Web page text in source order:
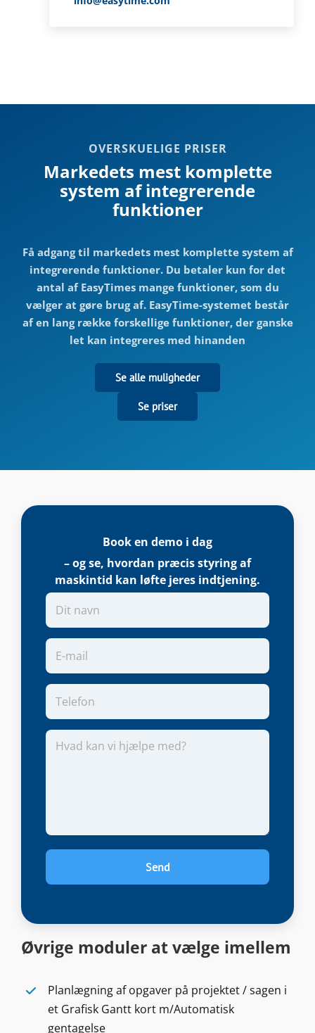
OVERSKUELIGE PRISER
Markedets mest komplette
system af integrerende
funktioner
Få adgang til markedets mest komplette system af
integrerende funktioner. Du betaler kun for det
antal af EasyTimes mange funktioner, som du
vælger at gøre brug af. EasyTime-systemet består
af en lang række forskellige funktioner, der ganske
let kan integreres med hinanden
Se alle muligheder
Se priser
Book en demo i dag
– og se, hvordan præcis styring af
maskintid kan løfte jeres indtjening.
Øvrige moduler at vælge imellem
Planlægning af opgaver på projektet / sagen i
et Grafisk Gantt kort m/Automatisk
gentagelse